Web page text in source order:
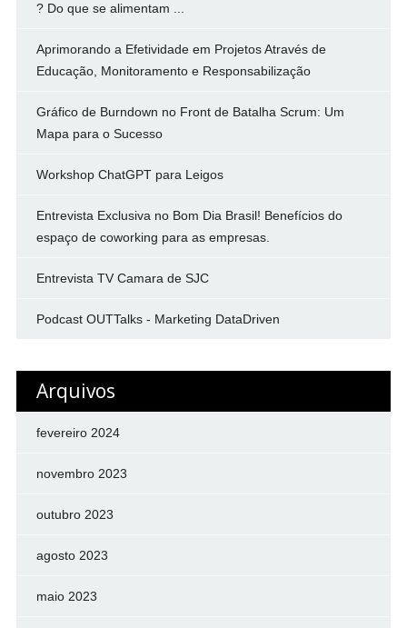
? Do que se alimentam ...
Aprimorando a Efetividade em Projetos Através de
Educação, Monitoramento e Responsabilização
Gráfico de Burndown no Front de Batalha Scrum: Um
Mapa para o Sucesso
Workshop ChatGPT para Leigos
Entrevista Exclusiva no Bom Dia Brasil! Benefícios do
espaço de coworking para as empresas.
Entrevista TV Camara de SJC
Podcast OUTTalks - Marketing DataDriven
Arquivos
fevereiro 2024
novembro 2023
outubro 2023
agosto 2023
maio 2023